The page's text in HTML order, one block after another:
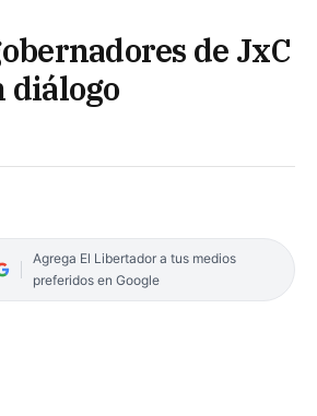
de JxC
diálogo
Agrega El Libertador a tus medios
preferidos en Google